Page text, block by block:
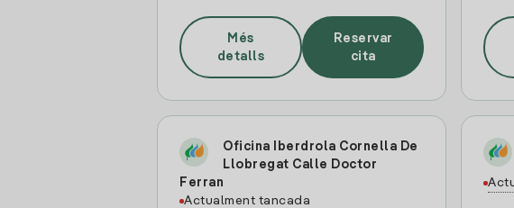
Més
detalls
Reservar
cita
Oficina Iberdrola Cornella De
Llobregat Calle Doctor
Ferran
Actualment tancada